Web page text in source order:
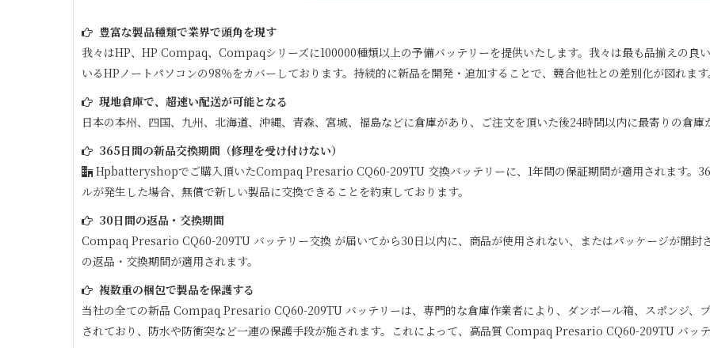
豊富な製品種類で業界で頭角を現す
我々はHP、HP Compaq、Compaqシリーズに100000種類以上の予備バッテリーを提供いたします。我々は最も品揃えの良
いるHPノートパソコンの98％をカバーしております。持続的に新品を開発・追加することで、競合他社との差別化が図れま
現地倉庫で、超速い配送が可能となる
日本の本州、四国、九州、北海道、沖縄、青森、宮城、福島などに倉庫があり、ご注文を頂いた後24時間以内に最寄りの倉庫
365日間の新品交換期間（修理を受け付けない）
Hpbatteryshopでご購入頂いたCompaq Presario CQ60-209TU 交換バッテリーに、1年間の保証期間が適用されます。
ルが発生した場合、無償で新しい製品に交換できることを約束しております。
30日間の返品・交換期間
Compaq Presario CQ60-209TU バッテリー交換 が届いてから30日以内に、商品が使用されない、またはパッケージが開
の返品・交換期間が適用されます。
複数重の梱包で製品を保護する
当社の全ての新品 Compaq Presario CQ60-209TU バッテリーは、専門的な倉庫作業者により、ダンボール箱、スポンジ、
されており、防水や防衝突など一連の保護手段が施されます。これによって、高品質 Compaq Presario CQ60-209TU バッ